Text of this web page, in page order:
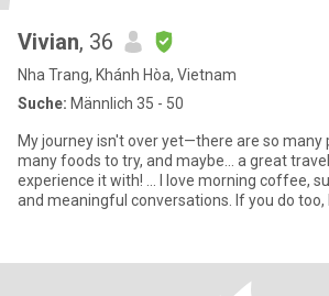
Vivian, 36
Nha Trang, Khánh Hòa, Vietnam
Suche: Männlich 35 - 50
My journey isn't over yet—there are so many
many foods to try, and maybe… a great
experience it with! ... I love morning coffee, sunsets on the beach,
and meaningful conversations. If you do too,